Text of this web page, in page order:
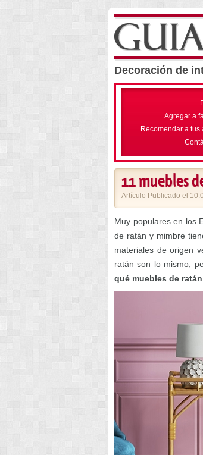
Decoración de
Agregar a
Recomendar a tus
11 muebles
Artículo Publicado el
Muy populares en los
de ratán y mimbre
materiales de origen
ratán son lo mismo,
qué muebles de